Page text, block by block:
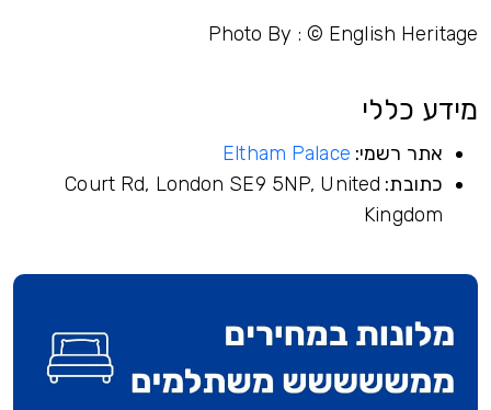
Photo By : © English Heritage
מידע כללי
אתר רשמי: Eltham Palace
כתובת: Court Rd, London SE9 5NP, United
Kingdom